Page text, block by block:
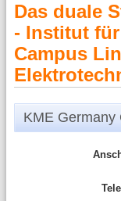
Das duale
- Institut
Campus
KME Germany